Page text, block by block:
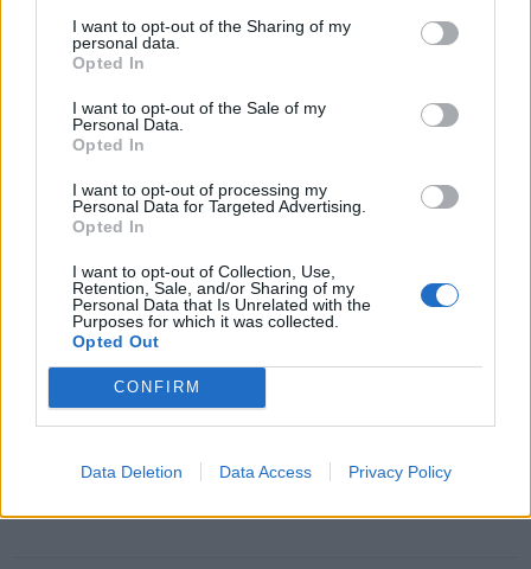
I want to opt-out of the Sharing of my
personal data.
Opted In
I want to opt-out of the Sale of my
Personal Data.
Opted In
I want to opt-out of processing my
Personal Data for Targeted Advertising.
Opted In
I want to opt-out of Collection, Use,
Retention, Sale, and/or Sharing of my
Personal Data that Is Unrelated with the
Purposes for which it was collected.
Opted Out
CONFIRM
Data Deletion Data Access Privacy Policy
#CESUnveiledParis
#MondialAuto
pic.twitter.com/ACmobLSmK8
— TecnoGazzetta (@tecnogazzetta)
#CESUnveiledPariscontinua con l’esposizione dei
prodotti in preview per#Ces2019
pic.twitter.com/aRWKgSvKQb
— TecnoGazzetta (@tecnogazzetta) October 3, 2018